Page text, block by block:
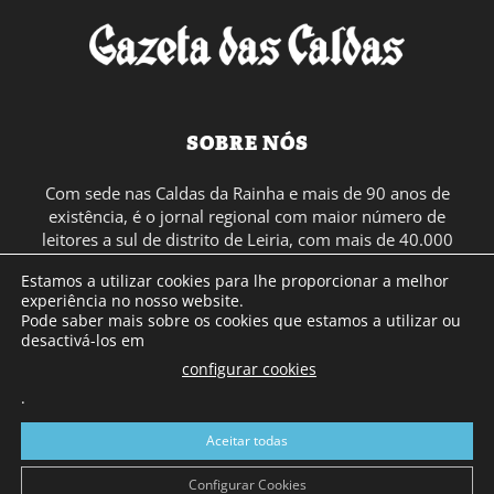
SOBRE NÓS
Com sede nas Caldas da Rainha e mais de 90 anos de
existência, é o jornal regional com maior número de
leitores a sul de distrito de Leiria, com mais de 40.000
em Portugal Continental e assinatura online.
SIGA-NOS
Estamos a utilizar cookies para lhe proporcionar a melhor
experiência no nosso website.
Pode saber mais sobre os cookies que estamos a utilizar ou
desactivá-los em
configurar cookies
.
Aceitar todas
Configurar Cookies